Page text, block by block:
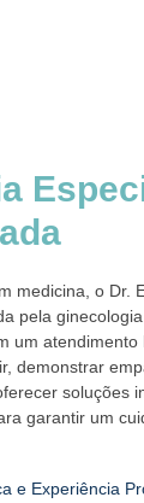
medicina, o Dr.
pela
um atendimento
demonstrar
soluções
garantir um
e Experiência